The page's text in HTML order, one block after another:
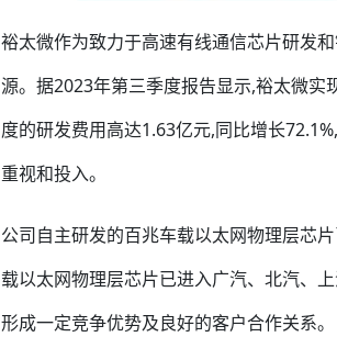
裕太微作为致力于高速有线通信芯片研发
源。据2023年第三季度报告显示,裕太微
度的研发费用高达1.63亿元,同比增长
重视和投入。
公司自主研发的百兆车载以太网物理层芯
载以太网物理层芯片已进入广汽、北汽、
形成一定竞争优势及良好的客户合作关系。